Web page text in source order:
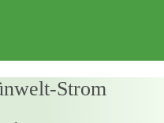
Strom